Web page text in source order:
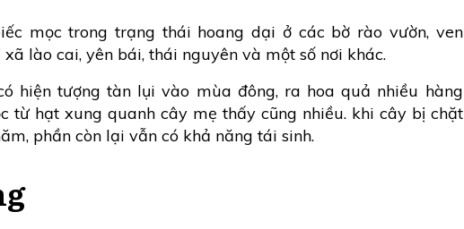
mọc trong trạng thái hoang dại ở các bờ rào vườn, ven
lào cai, yên bái, thái nguyên và một số nơi khác.
hiện tượng tàn lụi vào mùa đông, ra hoa quả nhiều hàng
từ hạt xung quanh cây mẹ thấy cũng nhiều. khi cây bị chặt
phần còn lại vẫn có khả năng tái sinh.